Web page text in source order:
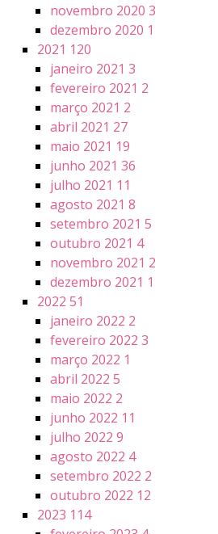
novembro 2020 3
dezembro 2020 1
2021 120
janeiro 2021 3
fevereiro 2021 2
março 2021 2
abril 2021 27
maio 2021 19
junho 2021 36
julho 2021 11
agosto 2021 8
setembro 2021 5
outubro 2021 4
novembro 2021 2
dezembro 2021 1
2022 51
janeiro 2022 2
fevereiro 2022 3
março 2022 1
abril 2022 5
maio 2022 2
junho 2022 11
julho 2022 9
agosto 2022 4
setembro 2022 2
outubro 2022 12
2023 114